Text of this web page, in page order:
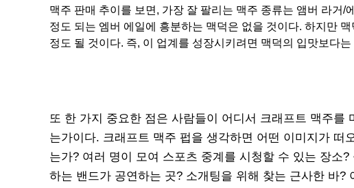
맥주 판매 추이를 보면, 가장 잘 팔리는 맥주 종류는 앰버 라거
정도 되는 엠버 에일에 흥분하는 맥덕은 없을 것이다. 하지만
정도 될 것이다. 즉, 이 업계를 성장시키려면 맥덕의 입맛보다
또 한 가지 중요한 점은 사람들이 어디서 크래프트 맥주를
는가이다. 크래프트 맥주 펍을 생각하면 어떤 이미지가 떠
는가? 여러 명이 모여 스포츠 중계를 시청할 수 있는 장소?
하는 밴드가 공연하는 곳? 소개팅을 위해 찾는 근사한 바?